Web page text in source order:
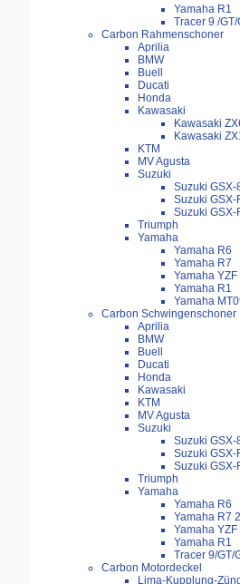
Yamaha R1
Tracer 9 /
Carbon Rahmenschoner
Aprilia
BMW
Buell
Ducati
Honda
Kawasaki
Kawasaki
Kawasaki
KTM
MV Agusta
Suzuki
Suzuki GSX-
Suzuki GSX-
Suzuki GSX-
Triumph
Yamaha
Yamaha R6
Yamaha R7
Yamaha
Yamaha R1
Yamaha
Carbon Schwingenschoner
Aprilia
BMW
Buell
Ducati
Honda
Kawasaki
KTM
MV Agusta
Suzuki
Suzuki GSX-
Suzuki GSX-
Suzuki GSX-
Triumph
Yamaha
Yamaha R6
Yamaha R7
Yamaha
Yamaha R1
Tracer 9/GT/
Carbon Motordeckel
Lima-Kupplung-